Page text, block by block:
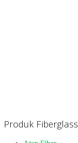
Produk Fiberglass